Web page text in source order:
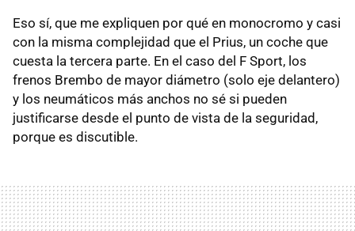
Eso sí, que me expliquen por qué en monocromo y casi
con la misma complejidad que el Prius, un coche que
cuesta la tercera parte. En el caso del F Sport, los
frenos Brembo de mayor diámetro (solo eje delantero)
y los neumáticos más anchos no sé si pueden
justificarse desde el punto de vista de la seguridad,
porque es discutible.